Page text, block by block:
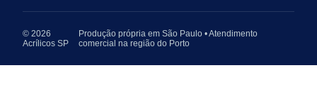
© 2026
Acrílicos SP
Produção própria em São Paulo • Atendimento
comercial na região do Porto